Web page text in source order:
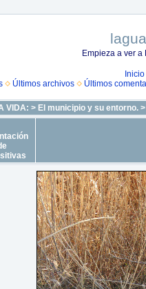
Empieza a ver
Inicio
Últimos archivos Últimos
VIDA: > El municipio y su entorno.